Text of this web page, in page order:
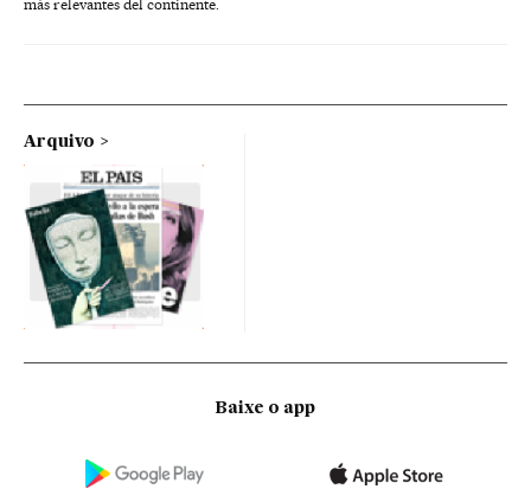
más relevantes del continente.
Arquivo
Baixe o app